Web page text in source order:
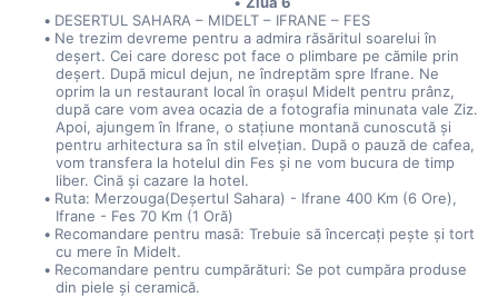
DESERTUL SAHARA – MIDELT – IFRANE – FES
Ne trezim devreme pentru a admira răsăritul soarelui în
deșert. Cei care doresc pot face o plimbare pe cămile prin
deșert. După micul dejun, ne îndreptăm spre Ifrane. Ne
oprim la un restaurant local în orașul Midelt pentru prânz,
după care vom avea ocazia de a fotografia minunata vale Ziz.
Apoi, ajungem în Ifrane, o stațiune montană cunoscută și
pentru arhitectura sa în stil elvețian. După o pauză de cafea,
vom transfera la hotelul din Fes și ne vom bucura de timp
liber. Cină și cazare la hotel.
Ruta: Merzouga(Deșertul Sahara) - Ifrane 400 Km (6 Ore),
Ifrane - Fes 70 Km (1 Oră)
Recomandare pentru masă: Trebuie să încercați pește și tort
cu mere în Midelt.
Recomandare pentru cumpărături: Se pot cumpăra produse
din piele și ceramică.